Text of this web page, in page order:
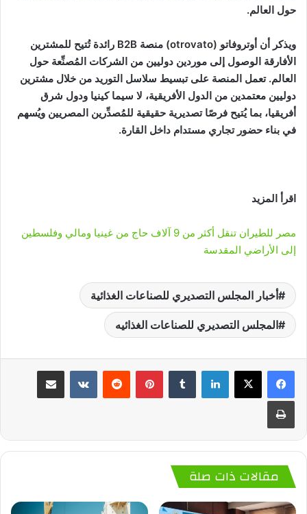
حول العالم.
ويذكر أن أوتروفاتو (otrovato) منصة B2B رائدة تُتيح للمشترين
الأفارقة الوصول إلى موردين دوليين من الشركات المُصنِّعة حول
العالم. تعمل المنصة على تبسيط سلاسل التوريد من خلال مشترين
دوليين معتمدين من الدول الأفريقية، لا سيما كينيا ودول شرق
أفريقيا، بما يُتيح فرصًا تصديرية حقيقية للمُصدِّرين المصريين ويُسهم
في بناء حضور تجاري مستدام داخل القارة.
اقرأ المزيد
مصر للطيران تنقل أكثر من 9 آلاف حاج من غينيا ومالي وفلسطين
إلى الأراضي المقدسة
أخبار المجلس التصديري للصناعات الغذائية
المجلس التصديري للصناعات الغذائيه
لينكدإن بينتيريست
مقالات ذات صلة